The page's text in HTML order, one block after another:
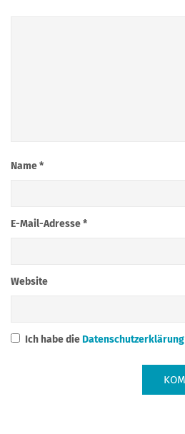
Name*
E-Mail-Adresse*
Website
Ich habe dieDatenschutzerklärung